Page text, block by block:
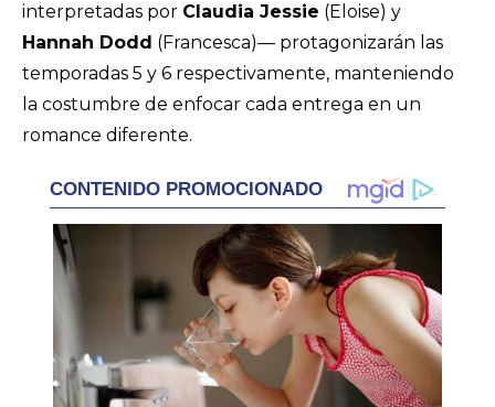
interpretadas por Claudia Jessie (Eloise) y
Hannah Dodd (Francesca)— protagonizarán las
temporadas 5 y 6 respectivamente, manteniendo
la costumbre de enfocar cada entrega en un
romance diferente.